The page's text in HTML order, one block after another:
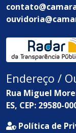
Endereço /
Rua Miguel
ES, CEP: 29580-
Política de